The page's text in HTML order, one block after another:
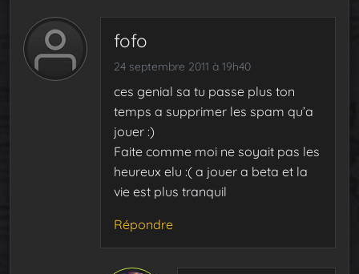
fofo
24 septembre 2011 à 19h40
ces genial sa tu passe plus ton
temps a supprimer les spam qu’a
jouer :)
Faite comme moi ne soyait pas les
heureux elu :( a jouer a beta et la
vie est plus tranquil
Répondre